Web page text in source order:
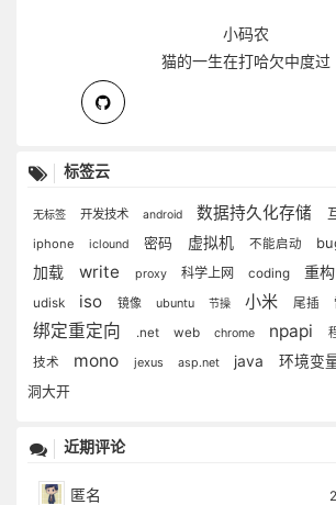
小码农
猫的一生在打哈欠中度过
标签云
无标签 开发技术 android 数据持久化存储
iphone iclound 密码 虚拟机 不能启动
加载 write proxy 科学上网 coding 重构
udisk iso 镜像 ubuntu 节操 小米 尾插
绑定重定向
.net web chrome npapi
技术 mono jexus asp.net java 环境变
洞大开
近期评论
匿名